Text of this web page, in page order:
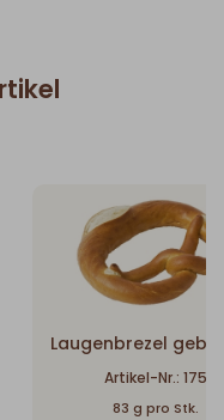
Laugenbrezel
Artikel-Nr.: 175
83 g pro Stk.